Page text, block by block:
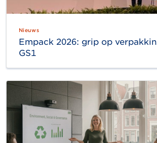
Nieuws
Empack 2026: grip op
GS1